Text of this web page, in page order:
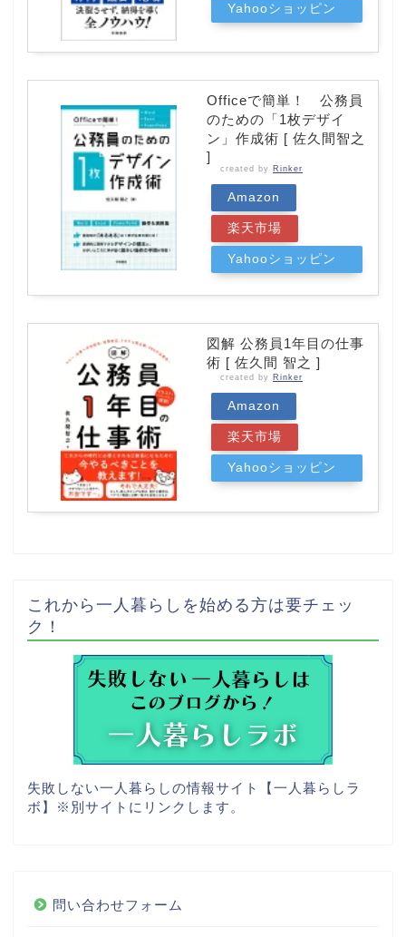
Yahooショッピン
Officeで簡単！ 公務員
のための「1枚デザイ
ン」作成術 [ 佐久間智之
]
created by Rinker
Amazon
楽天市場
Yahooショッピン
図解 公務員1年目の仕事
術 [ 佐久間 智之 ]
created by Rinker
Amazon
楽天市場
Yahooショッピン
これから一人暮らしを始める方は要チェッ
ク！
失敗しない一人暮らしの情報サイト【一人暮らしラ
ボ】
※別サイトにリンクします。
問い合わせフォーム